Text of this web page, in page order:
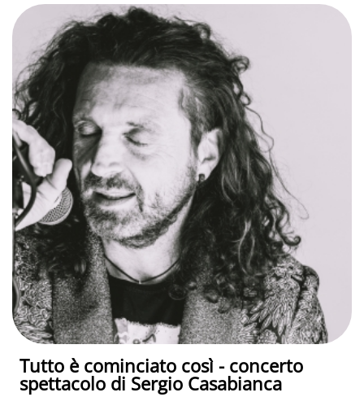
Tutto è cominciato così - concerto
spettacolo di Sergio Casabianca